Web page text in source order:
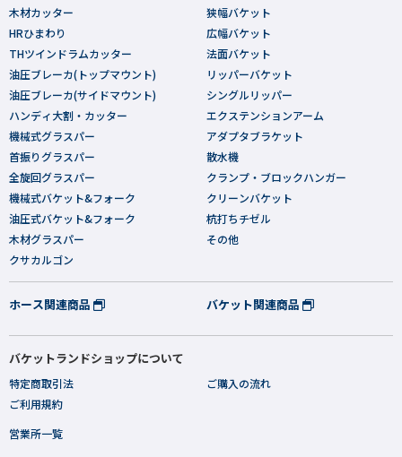
木材カッター
HRひまわり
THツインドラムカッター
油圧ブレーカ(トップマウント)
油圧ブレーカ(サイドマウント)
ハンディ大割・カッター
機械式グラスパー
首振りグラスパー
全旋回グラスパー
機械式バケット&フォーク
油圧式バケット&フォーク
木材グラスパー
クサカルゴン
狭幅バケット
広幅バケット
法面バケット
リッパーバケット
シングルリッパー
エクステンションアーム
アダプタブラケット
散水機
クランプ・ブロックハンガー
クリーンバケット
杭打ちチゼル
その他
ホース関連商品 バケット関連商品
バケットランドショップについて
特定商取引法
ご利用規約
ご購入の流れ
営業所一覧